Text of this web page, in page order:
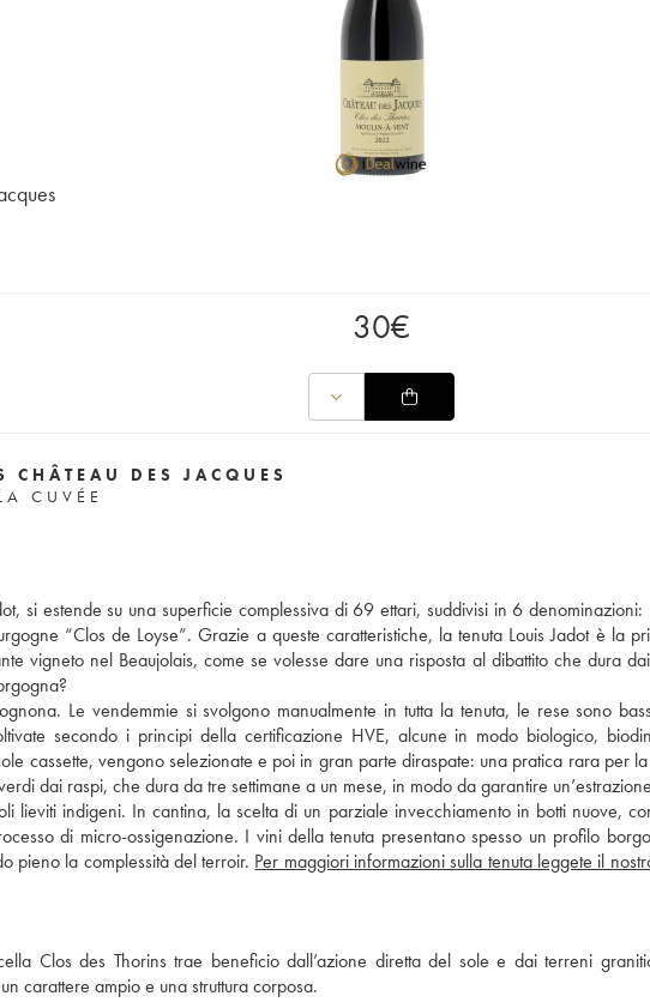
30€
DES JACQUES
CUVÉE
si estende su una superficie complessiva di 69 ettari, suddivisi in 6
“Clos de Loyse”. Grazie a queste caratteristiche, la tenuta Louis Jadot è la
vigneto nel Beaujolais, come se volesse dare una risposta al dibattito che dura
Le vendemmie si svolgono manualmente in tutta la tenuta, le rese sono
secondo i principi della certificazione HVE, alcune in modo biologico,
cassette, vengono selezionate e poi in gran parte diraspate: una pratica rara per
dai raspi, che dura da tre settimane a un mese, in modo da garantire
lieviti indigeni. In cantina, la scelta di un parziale invecchiamento in botti nuove,
di micro-ossigenazione. I vini della tenuta presentano spesso un profilo
pieno la complessità del terroir. Per maggiori informazioni sulla tenuta leggete il
Clos des Thorins trae beneficio dall’azione diretta del sole e dai terreni
carattere ampio e una struttura corposa.